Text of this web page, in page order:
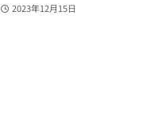
2023年12月15日